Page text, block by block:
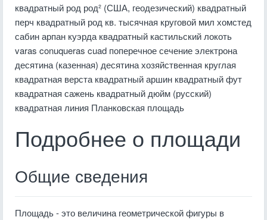
квадратный род род² (США, геодезический) квадратный
перч квадратный род кв. тысячная круговой мил хомстед
сабин арпан куэрда квадратный кастильский локоть
varas conuqueras cuad поперечное сечение электрона
десятина (казенная) десятина хозяйственная круглая
квадратная верста квадратный аршин квадратный фут
квадратная сажень квадратный дюйм (русский)
квадратная линия Планковская площадь
Подробнее о площади
Общие сведения
Площадь - это величина геометрической фигуры в